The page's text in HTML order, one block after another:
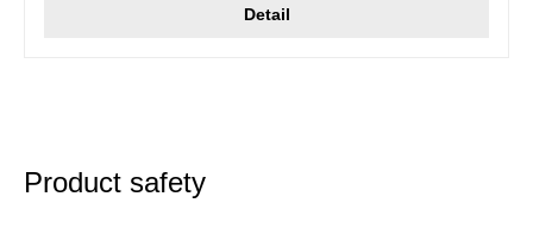
Detail
Product safety